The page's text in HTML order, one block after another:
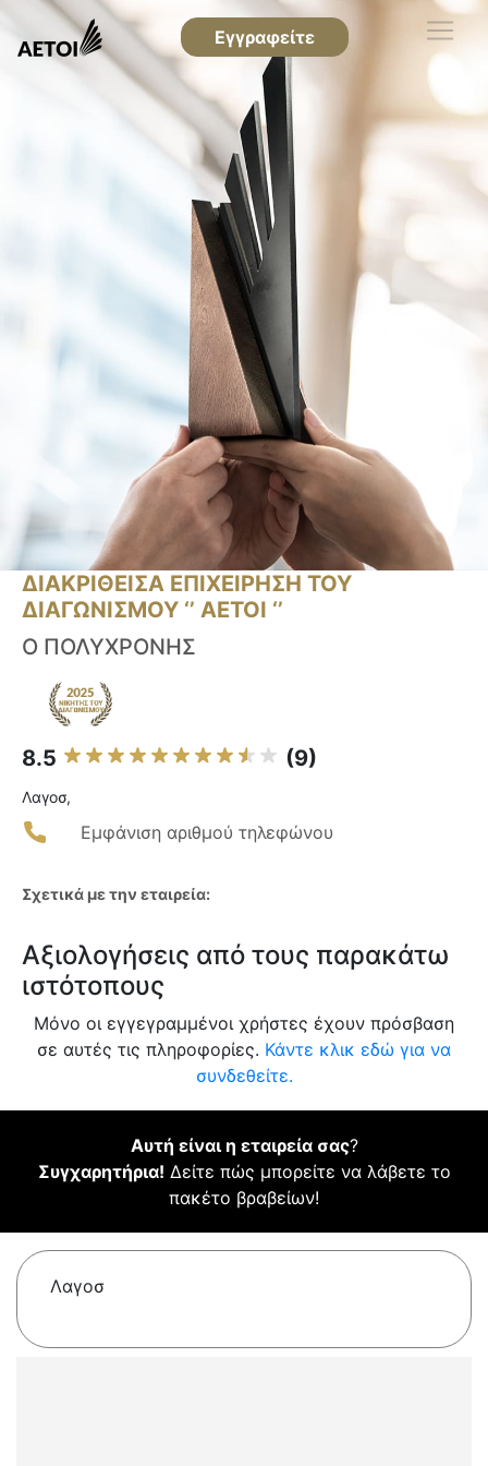
Εγγραφείτε
ΔΙΑΚΡΙΘΕΙΣΑ ΕΠΙΧΕΙΡΗΣΗ ΤΟΥ
ΔΙΑΓΩΝΙΣΜΟΥ ‘’ ΑΕΤΟΙ ‘’
Ο ΠΟΛΥΧΡΟΝΗΣ
8.5 (9)
Λαγοσ,
Εμφάνιση αριθμού τηλεφώνου
Σχετικά με την εταιρεία:
Αξιολογήσεις από τους παρακάτω
ιστότοπους
Μόνο οι εγγεγραμμένοι χρήστες έχουν πρόσβαση
σε αυτές τις πληροφορίες. Κάντε κλικ εδώ για να
συνδεθείτε.
Αυτή είναι η εταιρεία σας?
Συγχαρητήρια! Δείτε πώς μπορείτε να λάβετε το
πακέτο βραβείων!
Λαγοσ